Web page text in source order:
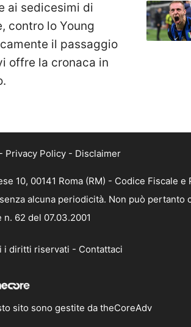
ai sedicesimi di
contro lo Young
il passaggio
offre la cronaca in
- Privacy Policy - Disclaimer
10, 00141 Roma (RM) - Codice Fiscale e
alcuna periodicità. Non può
62 del 07.03.2001
i diritti riservati - Contattaci
sito sono gestite da theCoreAdv